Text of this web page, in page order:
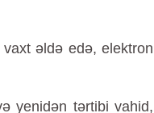
əldə edə, elektron
tərtibi vahid,